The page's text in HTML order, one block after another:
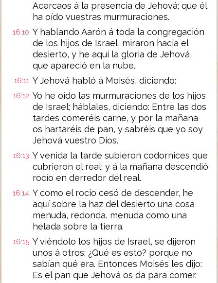
Acercaos á la presencia de Jehová; que él
ha oído vuestras murmuraciones.
16:10 Y hablando Aarón á toda la congregación
de los hijos de Israel, miraron hacia el
desierto, y he aquí la gloria de Jehová,
que apareció en la nube.
16:11 Y Jehová habló á Moisés, diciendo:
16:12 Yo he oído las murmuraciones de los hijos
de Israel; háblales, diciendo: Entre las dos
tardes comeréis carne, y por la mañana
os hartaréis de pan, y sabréis que yo soy
Jehová vuestro Dios.
16:13 Y venida la tarde subieron codornices que
cubrieron el real; y á la mañana descendió
rocío en derredor del real.
16:14 Y como el rocío cesó de descender, he
aquí sobre la haz del desierto una cosa
menuda, redonda, menuda como una
helada sobre la tierra.
16:15 Y viéndolo los hijos de Israel, se dijeron
unos á otros: ¿Qué es esto? porque no
sabían qué era. Entonces Moisés les dijo:
Es el pan que Jehová os da para comer.